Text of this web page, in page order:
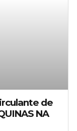
de
NA